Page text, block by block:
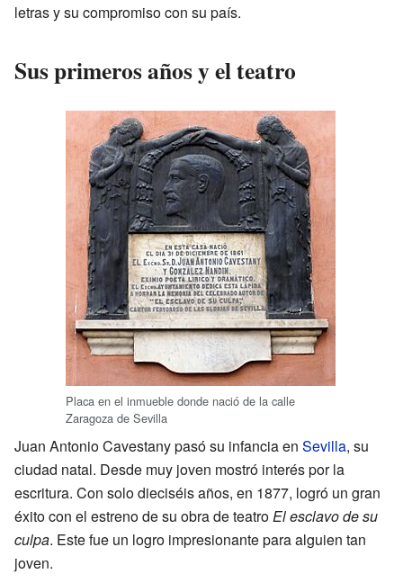
letras y su compromiso con su país.
Sus primeros años y el teatro
Placa en el inmueble donde nació de la calle
Zaragoza de Sevilla
Juan Antonio Cavestany pasó su infancia en Sevilla, su
ciudad natal. Desde muy joven mostró interés por la
escritura. Con solo dieciséis años, en 1877, logró un gran
éxito con el estreno de su obra de teatroEl esclavo de su
culpa. Este fue un logro impresionante para alguien tan
joven.